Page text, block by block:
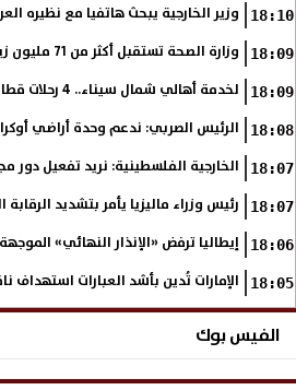
18:10 وزير الخارجية يبحث هاتفيا مع نظيره
18:09 وزارة الصحة تستقبل أكثر من 71 مليون زيارة للسيدات لتلقي خدمات الفحص والتوعية
18:09 لخدمة أهالي شمال سيناء.. 4 رحلات قطار يوميًا بين القنطرة شرق وبئر العبد
18:08 الرئيس الصربي: ندعم وحدة أراضي
18:07 الخارجية الفلسطينية: نريد تفعيل دور
18:07 رئيس وزراء ماليزيا يأمر بتشديد
18:06 إيطاليا ترفض «الإنذار النهائي»
18:05 الإمارات تُدين بأشد العبارات استهداف
الفيس بوك